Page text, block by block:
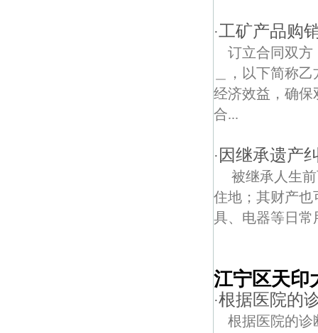
·工矿产品购
订立合同双
＿，以下简称
经济效益，确保
合...
· 因继承遗产
被继承人生
住地；其财产也
具、电器等日常
江宁区天印
·根据医院的
根据医院的诊